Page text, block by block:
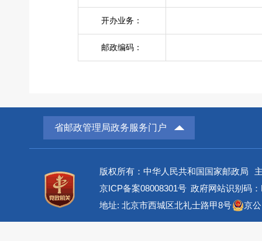
开办业务：
邮政编码：
省邮政管理局政务服务门户
版权所有：中华人民共和国国家邮政局
京ICP备案08008301号 政府网站识别码
地址: 北京市西城区北礼士路甲8号
京